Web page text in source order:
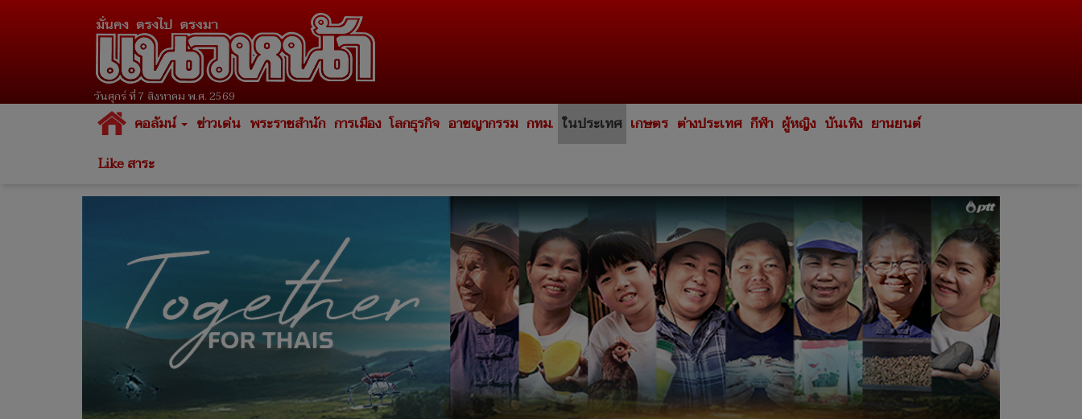
วันศุกร์ ที่ 7 สิงหาคม พ.ศ. 2569
คอลัมน์ ข่าวเด่น พระราชสำนัก การเมือง โลกธุรกิจ อาชญากรรม กทม. ในประเทศ เกษตร ต่างประเทศ กีฬา ผู้หญิง บันเทิง ยานยนต์
Like สาระ